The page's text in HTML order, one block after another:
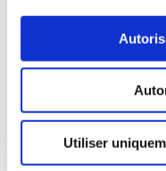
Utiliser